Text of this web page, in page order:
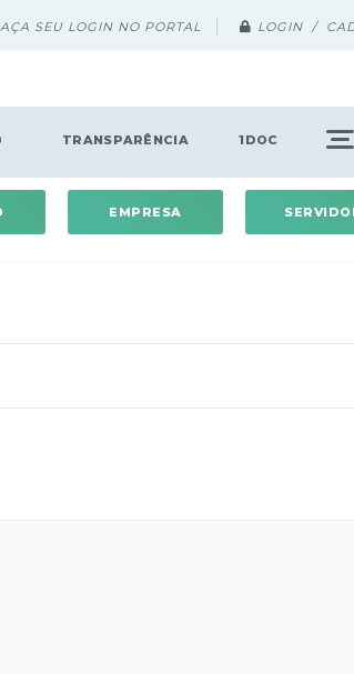
SEU LOGIN NO PORTAL LOGIN /
TRANSPARÊNCIA 1DOC
EMPRESA